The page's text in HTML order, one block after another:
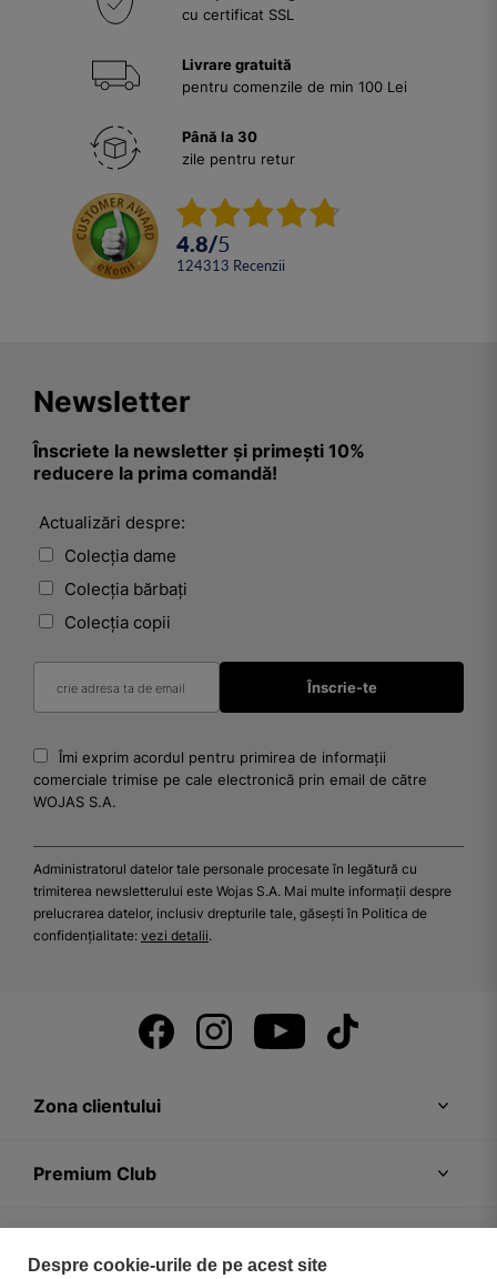
cu certificat SSL
Livrare gratuită
pentru comenzile de min 100 Lei
Până la 30
zile pentru retur
4.8/5
124313 Recenzii
Newsletter
Înscriete la newsletter și primești 10%
reducere la prima comandă!
Actualizări despre:
Colecția dame
Colecția bărbați
Colecția copii
Îmi exprim acordul pentru primirea de informații
comerciale trimise pe cale electronică prin email de către
WOJAS S.A.
Administratorul datelor tale personale procesate în legătură cu
trimiterea newsletterului este Wojas S.A. Mai multe informații despre
prelucrarea datelor, inclusiv drepturile tale, găsești în Politica de
confidențialitate: vezi detalii.
Zona clientului
Premium Club
Despre cookie-urile de pe acest site